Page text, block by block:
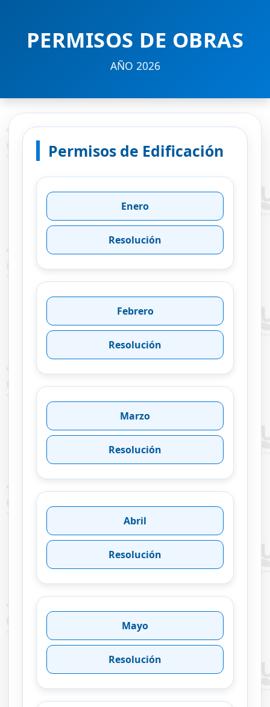
PERMISOS DE OBRAS
AÑO 2026
Permisos de Edificación
Enero
Resolución
Febrero
Resolución
Marzo
Resolución
Abril
Resolución
Mayo
Resolución